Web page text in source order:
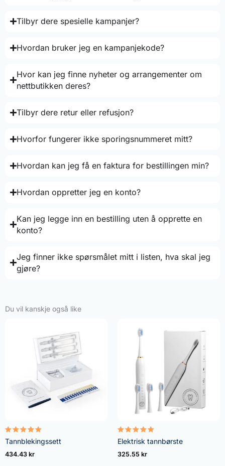
Tilbyr dere spesielle kampanjer?
Hvordan bruker jeg en kampanjekode?
Hvor kan jeg finne nyheter og arrangementer om
nettbutikken deres?
Tilbyr dere retur eller refusjon?
Hvorfor fungerer ikke sporingsnummeret mitt?
Hvordan kan jeg få en faktura for bestillingen min?
Hvordan oppretter jeg en konto?
Kan jeg legge inn en bestilling uten å opprette en
konto?
Jeg finner ikke spørsmålet mitt i listen, hva skal jeg
gjøre?
Du vil kanskje også like
Vurdert
4.95
av 5
Tannblekingssett
434.43 kr
Vurdert
5.00
av 5
Elektrisk tannbørste
325.55 kr